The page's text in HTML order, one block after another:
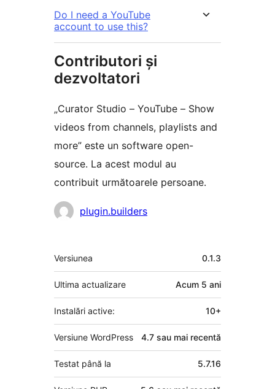
Do I need a YouTube
account to use this?
Contributori și
dezvoltatori
„Curator Studio – YouTube – Show
videos from channels, playlists and
more” este un software open-
source. La acest modul au
contribuit următoarele persoane.
Contributoriplugin.builders
Meta
Versiunea 0.1.3
Ultima actualizare Acum 5 ani
Instalări active: 10+
Versiune WordPress 4.7 sau mai recentă
Testat până la 5.7.16